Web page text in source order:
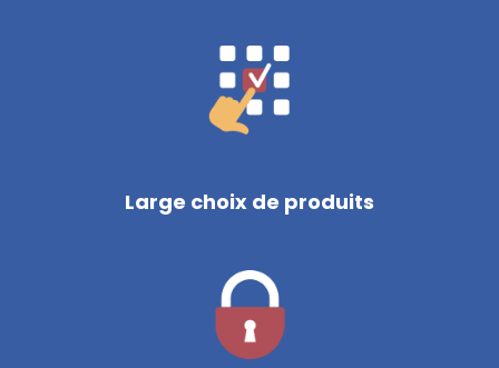
Large choix de produits